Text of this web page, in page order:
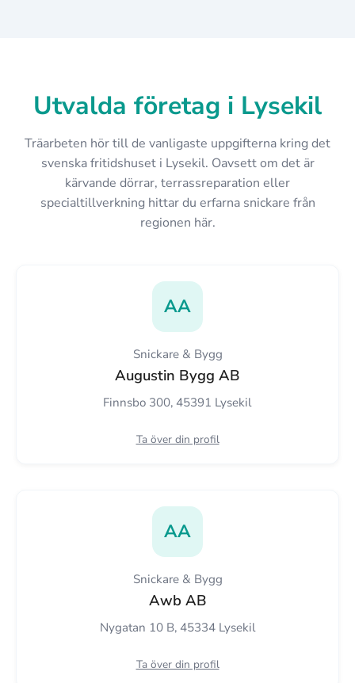
Utvalda företag i Lysekil
Träarbeten hör till de vanligaste uppgifterna kring det
svenska fritidshuset i Lysekil. Oavsett om det är
kärvande dörrar, terrassreparation eller
specialtillverkning hittar du erfarna snickare från
regionen här.
AA
Snickare & Bygg
Augustin Bygg AB
Finnsbo 300, 45391 Lysekil
Ta över din profil
AA
Snickare & Bygg
Awb AB
Nygatan 10 B, 45334 Lysekil
Ta över din profil